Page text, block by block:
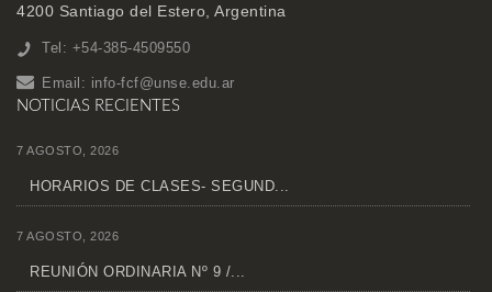
4200 Santiago del Estero, Argentina
Tel: +54-385-4509550
Email: info-fcf@unse.edu.ar
NOTICIAS RECIENTES
7 AGOSTO, 2026
HORARIOS DE CLASES- SEGUND...
7 AGOSTO, 2026
REUNIÓN ORDINARIA Nº 9 /...